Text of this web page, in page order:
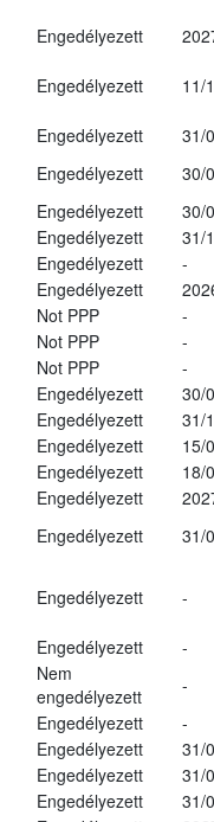
Engedélyezett
Engedélyezett 11/
Engedélyezett
31/
Engedélyezett
30/
Engedélyezett
30/
Engedélyezett
31/
Engedélyezett
-
Engedélyezett
Not PPP
-
Not PPP
-
Not PPP
-
Engedélyezett
30/
Engedélyezett
31/
Engedélyezett
15/
Engedélyezett
18/
Engedélyezett
Engedélyezett
31/
Engedélyezett -
Engedélyezett
-
Nem
engedélyezett
-
Engedélyezett
-
Engedélyezett
31/
Engedélyezett
31/
Engedélyezett
31/